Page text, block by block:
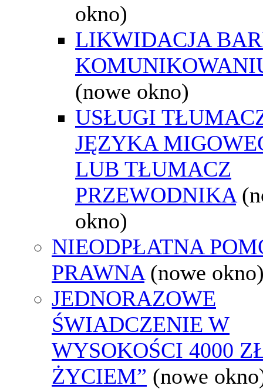
okno)
LIKWIDACJA
(nowe okno)
USŁUGI
JĘZYKA
LUB TŁUMACZ
PRZEWODNIKA
okno)
NIEODPŁATNA
PRAWNA (nowe
JEDNORAZOWE
ŚWIADCZENIE W
WYSOKOŚCI 4000
ŻYCIEM” (nowe